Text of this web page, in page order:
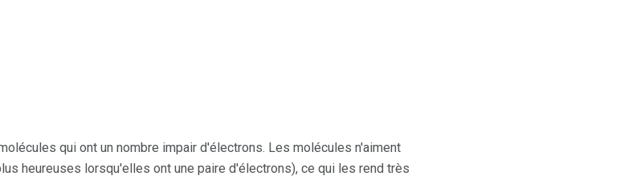
qui ont un nombre impair d'électrons. Les molécules n'aiment
heureuses lorsqu'elles ont une paire d'électrons), ce qui les rend très